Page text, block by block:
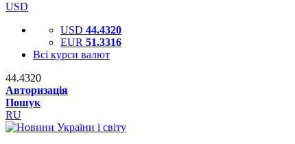
USD
USD 44.4320
EUR 51.3316
Всі курси валют
44.4320
Авторизація
Пошук
RU